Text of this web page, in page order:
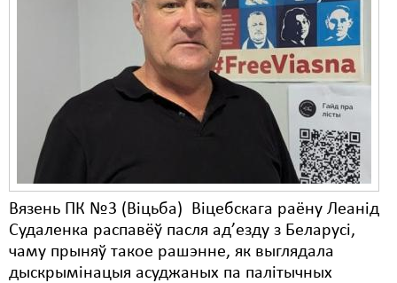
Вязень ПК №3 (Віцьба) Віцебскага раёну Леанід
Судаленка распавёў пасля ад’езду з Беларусі,
чаму прыняў такое рашэнне, як выглядала
дыскрымінацыя асуджаных па палітычных